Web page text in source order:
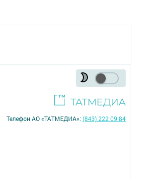
Телефон АО «ТАТМЕДИА»:(843) 222 09 84